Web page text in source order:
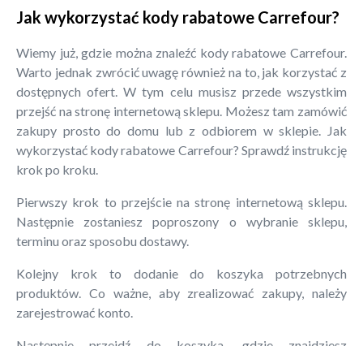
Jak wykorzystać kody rabatowe Carrefour?
Wiemy już, gdzie można znaleźć kody rabatowe Carrefour.
Warto jednak zwrócić uwagę również na to, jak korzystać z
dostępnych ofert. W tym celu musisz przede wszystkim
przejść na stronę internetową sklepu. Możesz tam zamówić
zakupy prosto do domu lub z odbiorem w sklepie. Jak
wykorzystać kody rabatowe Carrefour? Sprawdź instrukcję
krok po kroku.
Pierwszy krok to przejście na stronę internetową sklepu.
Następnie zostaniesz poproszony o wybranie sklepu,
terminu oraz sposobu dostawy.
Kolejny krok to dodanie do koszyka potrzebnych
produktów. Co ważne, aby zrealizować zakupy, należy
zarejestrować konto.